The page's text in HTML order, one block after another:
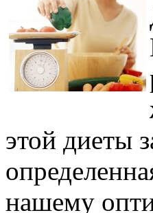
этой диеты
нашему